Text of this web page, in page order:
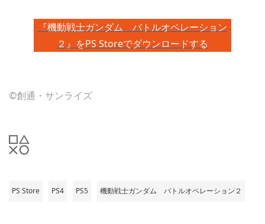
『機動戦士ガンダム バトルオペレーション
２』をPS Storeでダウンロードする
©創通・サンライズ
PS Store PS4 PS5 機動戦士ガンダム バトルオペレーション２